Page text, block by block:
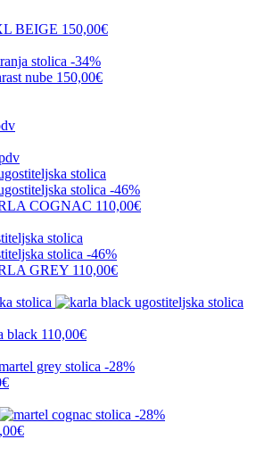
BEIGE 150,00€
-34%
nube 150,00€
-46%
COGNAC 110,00€
-46%
GREY 110,00€
black 110,00€
-28%
-28%